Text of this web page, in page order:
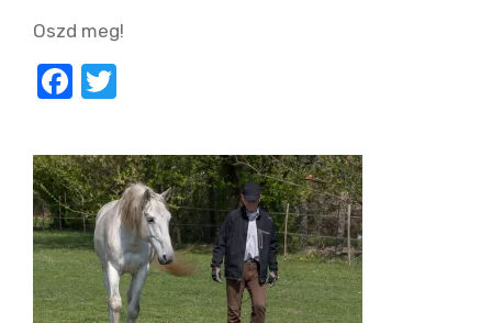
Oszd meg!
F
c
e
b
o
o
it
te
r